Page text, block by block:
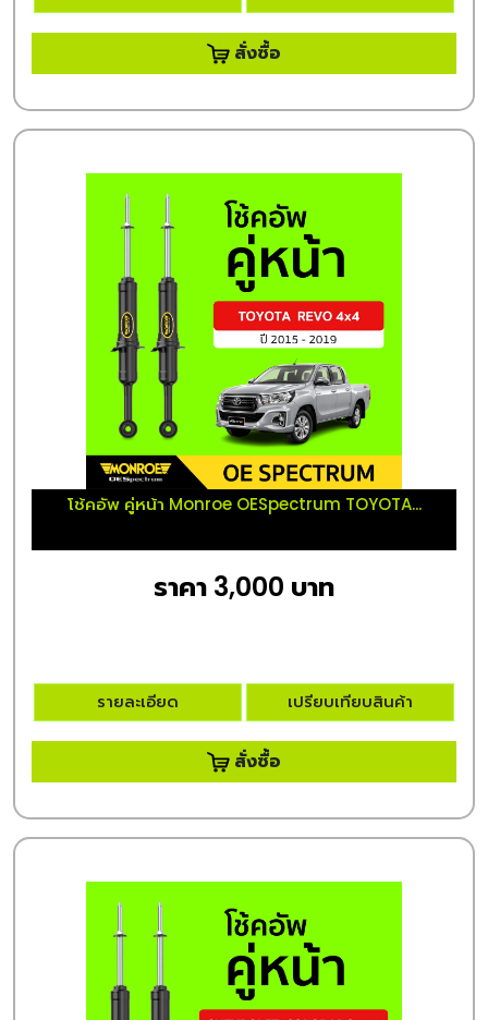
สั่งซื้อ
โช้คอัพ คู่หน้า Monroe OESpectrum TOYOTA...
ราคา 3,000 บาท
รายละเอียด เปรียบเทียบสินค้า
สั่งซื้อ